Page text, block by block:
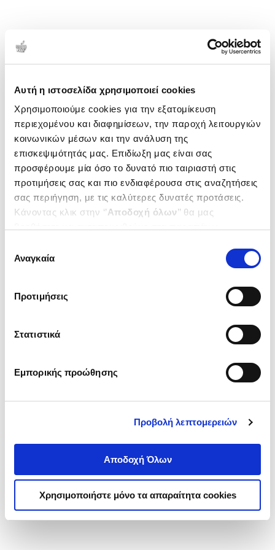
Αυτή η ιστοσελίδα χρησιμοποιεί cookies
Χρησιμοποιούμε cookies για την εξατομίκευση
περιεχομένου και διαφημίσεων, την παροχή λειτουργιών
κοινωνικών μέσων και την ανάλυση της
επισκεψιμότητάς μας. Επιδίωξη μας είναι σας
προσφέρουμε μία όσο το δυνατό πιο ταιριαστή στις
προτιμήσεις σας και πιο ενδιαφέρουσα στις αναζητήσεις
σας περιήγηση, με τις καλύτερες δυνατές προτάσεις.
Κάνοντας κλικ στην ‘’Αποδοχή όλων’’ θα μας
ενδιαφέρουν και να επιλέξετε από τα παρακάτω με την
΄΄και να ενημερωθείτε σχετικά με
συγκατάθεσης
Αναγκαία
Προτιμήσεις
Στατιστικά
Εμπορικής προώθησης
Προβολή λεπτομερειών
Αποδοχή Όλων
Χρησιμοποιήστε μόνο τα απαραίτητα cookies